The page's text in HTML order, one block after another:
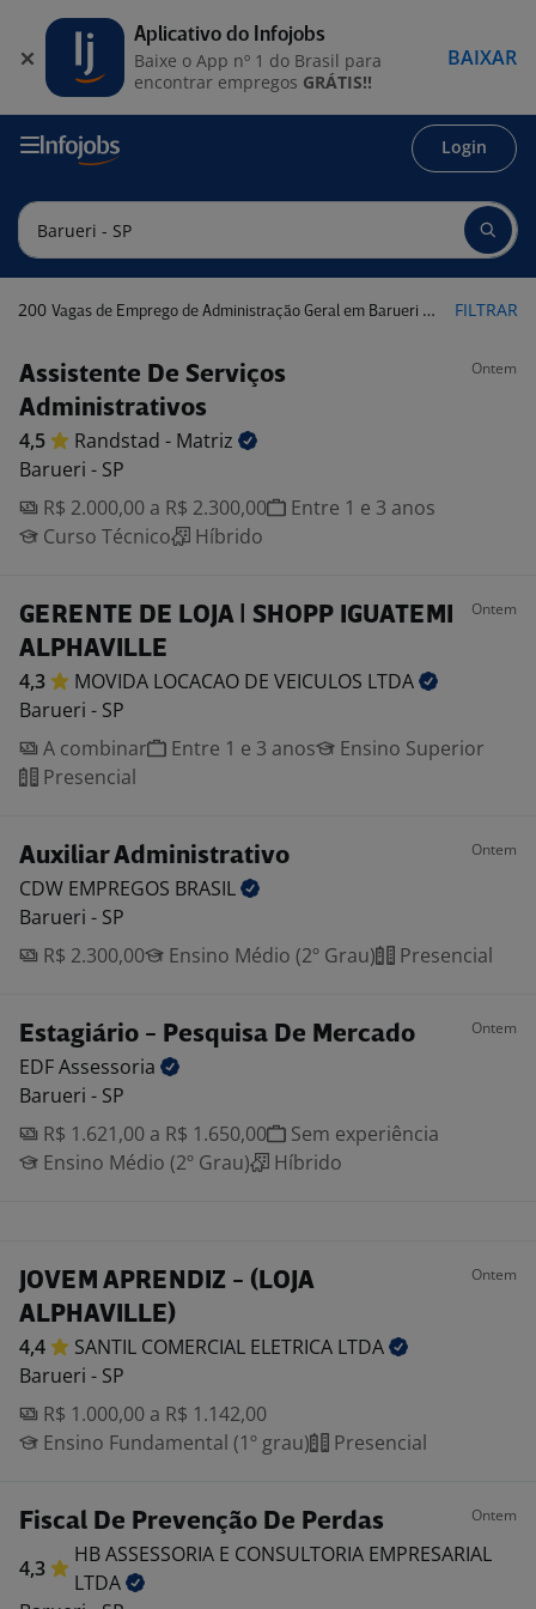
Login
200 Vagas de Emprego de Administração Geral em Barueri - SP FILTRAR
Assistente De Serviços
Administrativos
Ontem
4,5 Randstad - Matriz
Barueri - SP
R$ 2.000,00 a R$ 2.300,00
Entre 1 e 3 anos
Curso Técnico
Híbrido
GERENTE DE LOJA | SHOPP IGUATEMI
ALPHAVILLE
Ontem
4,3 MOVIDA LOCACAO DE VEICULOS LTDA
Barueri - SP
A combinar
Entre 1 e 3 anos
Ensino Superior
Presencial
Auxiliar Administrativo Ontem
CDW EMPREGOS BRASIL
Barueri - SP
R$ 2.300,00
Ensino Médio (2º Grau) Presencial
Estagiário - Pesquisa De Mercado Ontem
EDFAssessoria
Barueri - SP
R$ 1.621,00 a R$ 1.650,00
Sem experiência
Ensino Médio (2º Grau)
Híbrido
JOVEM APRENDIZ - (LOJA
ALPHAVILLE)
Ontem
4,4 SANTIL COMERCIAL ELETRICA LTDA
Barueri - SP
R$ 1.000,00 a R$ 1.142,00
Ensino Fundamental (1º grau)
Presencial
Fiscal De Prevenção De Perdas Ontem
4,3
HB ASSESSORIA E CONSULTORIA EMPRESARIAL
LTDA
Aplicativo do Infojobs
Baixe o App nº 1 do Brasil para
encontrar empregos GRÁTIS!!
BAIXAR